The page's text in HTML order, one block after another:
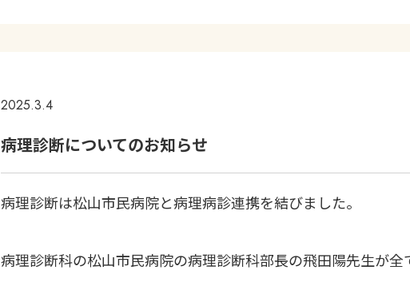
2025.3.4
病理診断についてのお知らせ
病理診断は松山市民病院と病理病診連携を結びました。
病理診断科の松山市民病院の病理診断科部長の飛田陽先生が全